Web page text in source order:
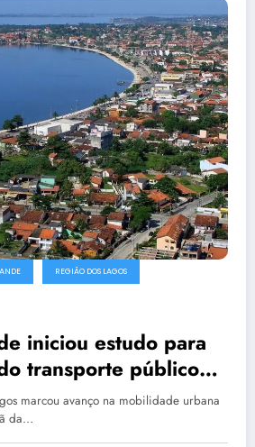
REGIÃO DOS LAGOS
iniciou estudo para
transporte público
marcou avanço na mobilidade urbana
da…